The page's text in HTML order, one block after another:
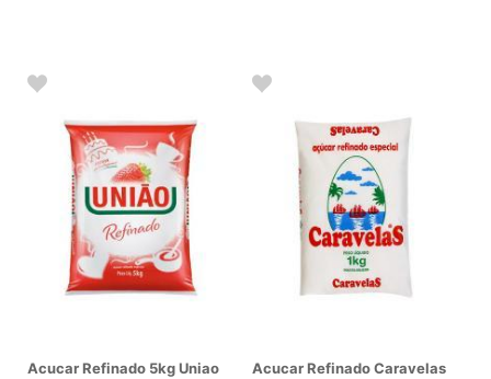
Acucar Refinado 5kg Uniao
Acucar Refinado Caravelas